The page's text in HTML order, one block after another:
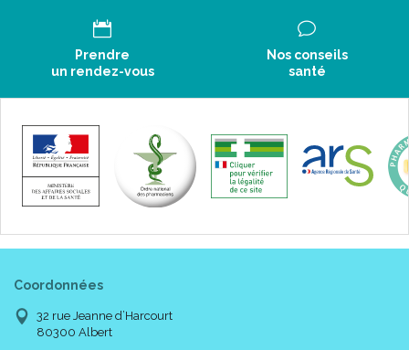
Prendre
un rendez-vous
Nos conseils
santé
Coordonnées
32 rue Jeanne d’Harcourt
80300 Albert